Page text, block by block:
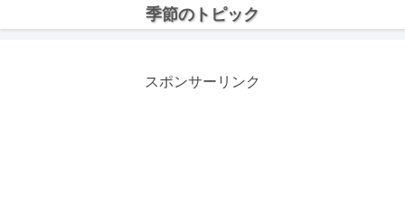
季節のトピック
スポンサーリンク